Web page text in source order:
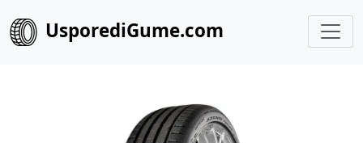
UsporediGume.com